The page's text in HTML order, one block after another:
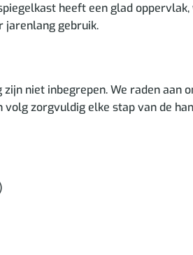
heeft een glad
jarenlang gebruik.
niet inbegrepen. We raden
zorgvuldig elke stap van de